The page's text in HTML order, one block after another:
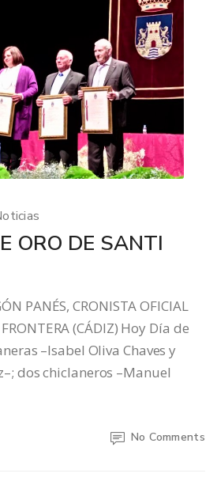
ORO DE SANTI
PANÉS, CRONISTA OFICIAL
(CÁDIZ) Hoy Día de
–Isabel Oliva Chaves y
dos chiclaneros –Manuel
No Comments